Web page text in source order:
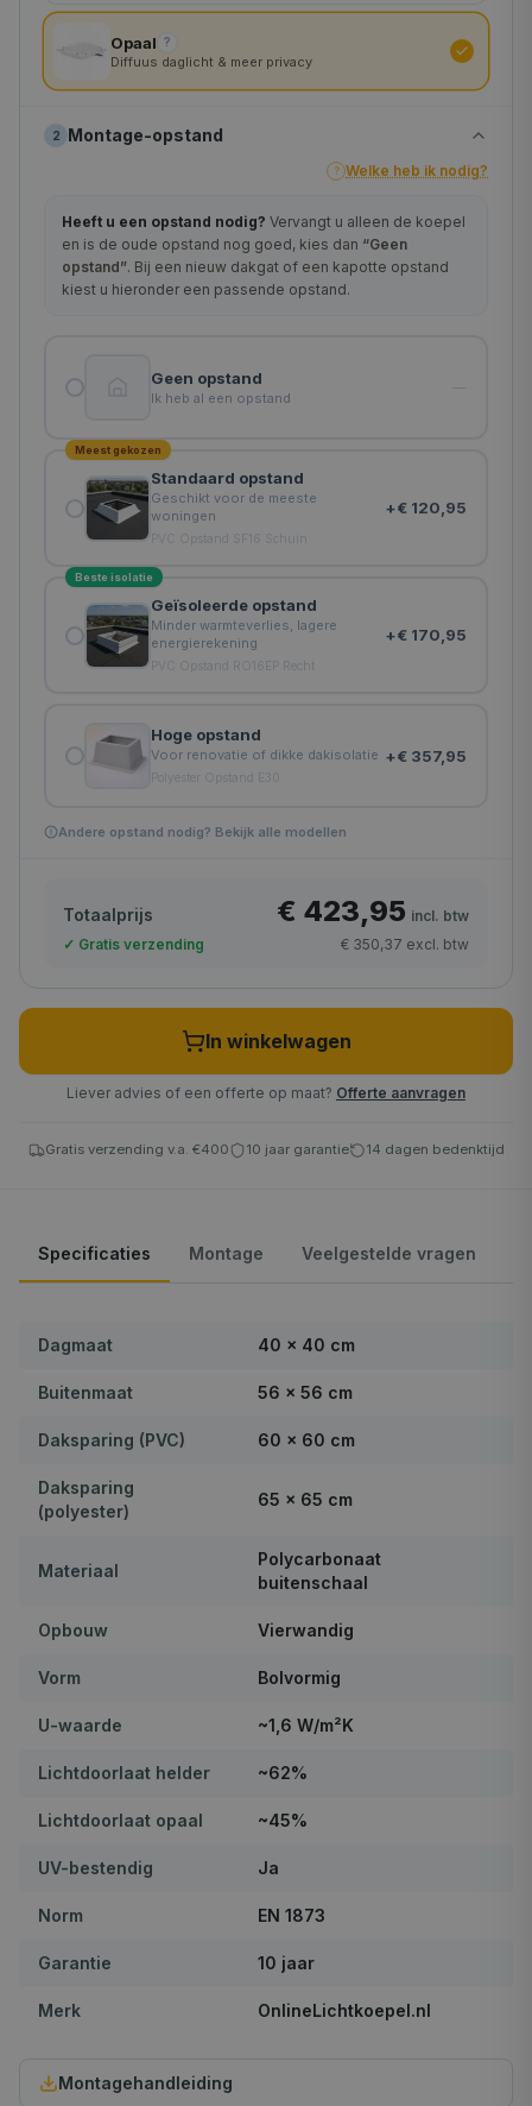
180×180 cm
Opaal ?
Diffuus daglicht & meer privacy
2 Montage-opstand
? Welke heb ik nodig?
Heeft u een opstand nodig? Vervangt u alleen de koepel
en is de oude opstand nog goed, kies dan “Geen
opstand”. Bij een nieuw dakgat of een kapotte opstand
kiest u hieronder een passende opstand.
Geen opstand
Ik heb al een opstand
—
Meest gekozen
Standaard opstand
Geschikt voor de meeste
woningen
PVC Opstand SF16 Schuin
+€ 120,95
Beste isolatie
Geïsoleerde opstand
Minder warmteverlies, lagere
energierekening
PVC Opstand RO16EP Recht
+€ 170,95
Hoge opstand
Voor renovatie of dikke dakisolatie
Polyester Opstand E30
+€ 357,95
Andere opstand nodig? Bekijk alle modellen
Totaalprijs € 423,95 incl. btw
✓ Gratis verzending
€ 350,37 excl. btw
In winkelwagen
Liever advies of een offerte op maat? Offerte aanvragen
Gratis verzending v.a. €400 10 jaar garantie 14 dagen bedenktijd
Specificaties Montage Veelgestelde vragen
Dagmaat 40 × 40 cm
Buitenmaat 56 × 56 cm
Daksparing (PVC) 60 × 60 cm
Daksparing
(polyester)
65 × 65 cm
Materiaal
Polycarbonaat
buitenschaal
Opbouw Vierwandig
Vorm Bolvormig
U-waarde ~1,6 W/m²K
Lichtdoorlaat helder ~62%
Lichtdoorlaat opaal ~45%
UV-bestendig Ja
Norm EN 1873
Garantie 10 jaar
Merk OnlineLichtkoepel.nl
Montagehandleiding